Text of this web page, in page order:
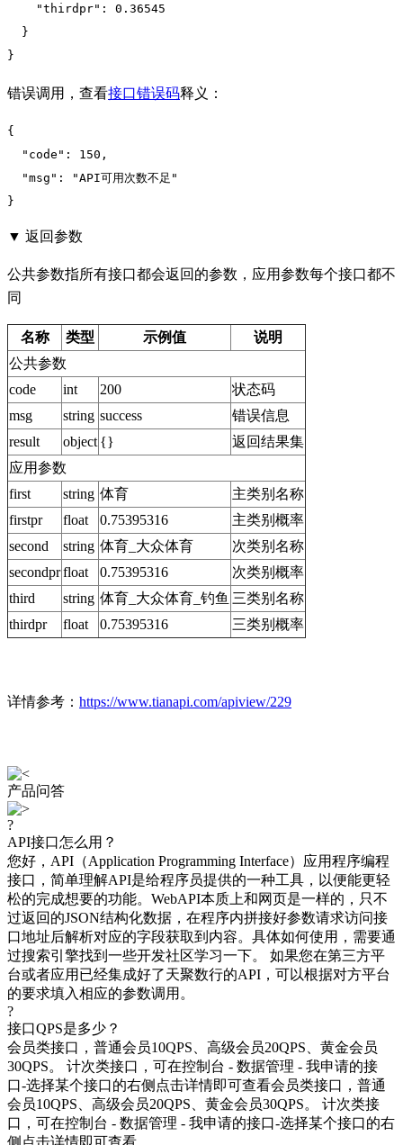
"thirdpr":
0.36545
  }
}
错误调用，查看接口错误码释义：
{
"code":
150 ,
"msg":
"API可用次数不足"
}
▼ 返回参数
公共参数指所有接口都会返回的参数，应用参数每个接口都不
同
名称 类型 示例值
说明
公共参数
code
int 200
状态码
msg
string success
错误信息
result
object {}
返回结果集
应用参数
first
string 体育
主类别名称
firstpr
float 0.75395316
主类别概率
second
string 体育_大众体育
次类别名称
secondprfloat 0.75395316
次类别概率
third
string 体育_大众体育_钓鱼 三类别名称
thirdpr
float 0.75395316 三类别概率
详情参考： https://www.tianapi.com/apiview/229
产品问答
?
API接口怎么用？
您好，API（Application Programming Interface）应用程序编程
接口，简单理解API是给程序员提供的一种工具，以便能更轻
松的完成想要的功能。WebAPI本质上和网页是一样的，只不
过返回的JSON结构化数据，在程序内拼接好参数请求访问接
口地址后解析对应的字段获取到内容。具体如何使用，需要通
过搜索引擎找到一些开发社区学习一下。 如果您在第三方平
台或者应用已经集成好了天聚数行的API，可以根据对方平台
的要求填入相应的参数调用。
?
接口QPS是多少？
会员类接口，普通会员10QPS、高级会员20QPS、黄金会员
30QPS。 计次类接口，可在控制台 - 数据管理 - 我申请的接
口-选择某个接口的右侧点击详情即可查看会员类接口，普通
会员10QPS、高级会员20QPS、黄金会员30QPS。 计次类接
口，可在控制台 - 数据管理 - 我申请的接口-选择某个接口的右
侧点击详情即可查看